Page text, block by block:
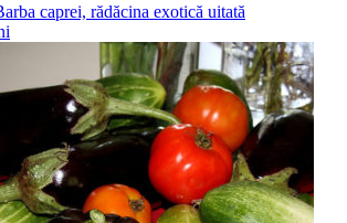
caprei, rădăcina exotică uitată